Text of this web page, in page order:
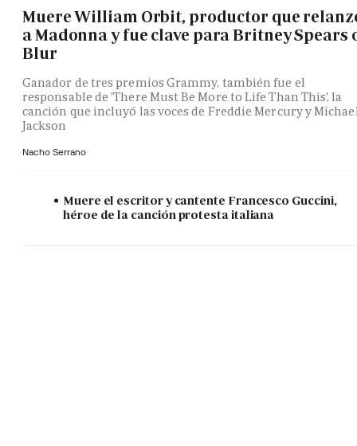
Muere William Orbit, productor que
a Madonna y fue clave para Britney Spears
Blur
Ganador de tres premios Grammy, también fue el
responsable de 'There Must Be More to Life Than This', la
canción que incluyó las voces de Freddie Mercury y
Jackson
Nacho Serrano
Muere el escritor y cantente Francesco Guccini,
héroe de la canción protesta italiana